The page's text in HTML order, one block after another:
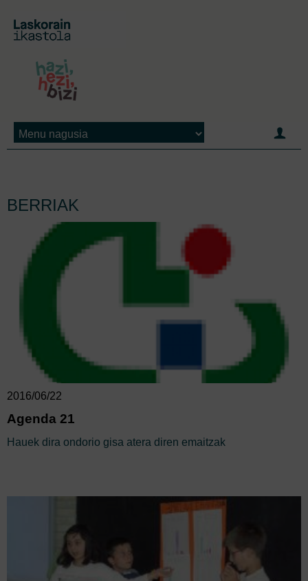
BERRIAK
2016/06/22
Agenda 21
Hauek dira ondorio gisa atera diren emaitzak